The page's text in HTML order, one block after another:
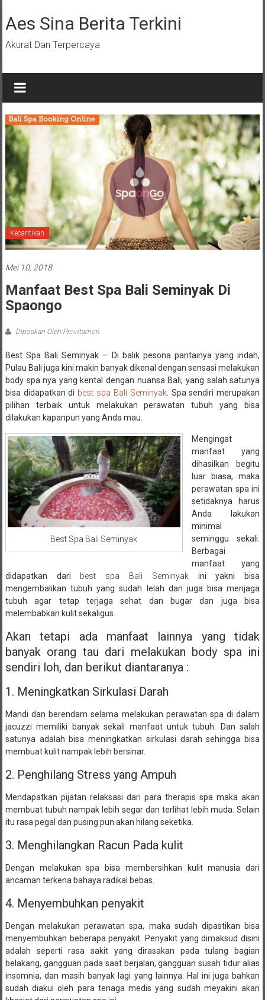
ke
konten
Aes Sina Berita Terkini
Akurat Dan Terpercaya
Kecantikan
Mei 10, 2018
Manfaat Best Spa Bali Seminyak Di
Spaongo
Diposkan Oleh:Provitamon
Best Spa Bali Seminyak – Di balik pesona pantainya yang indah,
Pulau Bali juga kini makin banyak dikenal dengan sensasi melakukan
body spa nya yang kental dengan nuansa Bali, yang salah satunya
bisa didapatkan di best spa Bali Seminyak. Spa sendiri merupakan
pilihan terbaik untuk melakukan perawatan tubuh yang bisa
dilakukan kapanpun yang Anda mau.
Best Spa Bali Seminyak
Mengingat
manfaat yang
dihasilkan begitu
luar biasa, maka
perawatan spa ini
setidaknya harus
Anda lakukan
minimal
seminggu sekali.
Berbagai
manfaat yang
didapatkan dari best spa Bali Seminyakini yakni bisa
mengembalikan tubuh yang sudah lelah dan juga bisa menjaga
tubuh agar tetap terjaga sehat dan bugar dan juga bisa
melembabkan kulit sekaligus.
Akan tetapi ada manfaat lainnya yang tidak
banyak orang tau dari melakukan body spa ini
sendiri loh, dan berikut diantaranya :
1. Meningkatkan Sirkulasi Darah
Mandi dan berendam selama melakukan perawatan spa di dalam
jacuzzi memiliki banyak sekali manfaat untuk tubuh. Dan salah
satunya adalah bisa meningkatkan sirkulasi darah sehingga bisa
membuat kulit nampak lebih bersinar.
2. Penghilang Stress yang Ampuh
Mendapatkan pijatan relaksasi dari para therapis spa maka akan
membuat tubuh nampak lebih segar dan terlihat lebih muda. Selain
itu rasa pegal dan pusing pun akan hilang seketika.
3. Menghilangkan Racun Pada kulit
Dengan melakukan spa bisa membersihkan kulit manusia dari
ancaman terkena bahaya radikal bebas.
4. Menyembuhkan penyakit
Dengan melakukan perawatan spa, maka sudah dipastikan bisa
menyembuhkan beberapa penyakit. Penyakit yang dimaksud disini
adalah seperti rasa sakit yang dirasakan pada tulang bagian
belakang, gangguan pada saat berjalan, gangguan susah tidur alias
insomnia, dan masih banyak lagi yang lainnya. Hal ini juga bahkan
sudah diakui oleh para tenaga medis yang sudah meyakini akan